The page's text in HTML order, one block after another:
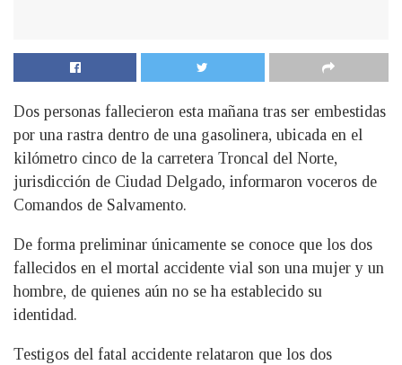
Dos personas fallecieron esta mañana tras ser embestidas
por una rastra dentro de una gasolinera, ubicada en el
kilómetro cinco de la carretera Troncal del Norte,
jurisdicción de Ciudad Delgado, informaron voceros de
Comandos de Salvamento.
De forma preliminar únicamente se conoce que los dos
fallecidos en el mortal accidente vial son una mujer y un
hombre, de quienes aún no se ha establecido su
identidad.
Testigos del fatal accidente relataron que los dos